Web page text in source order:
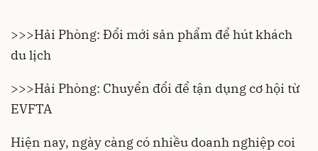
>>>Hải Phòng: Đổi mới sản phẩm để hút khách
du lịch
>>>Hải Phòng: Chuyển đổi để tận dụng cơ hội từ
EVFTA
Hiện nay, ngày càng có nhiều doanh nghiệp coi